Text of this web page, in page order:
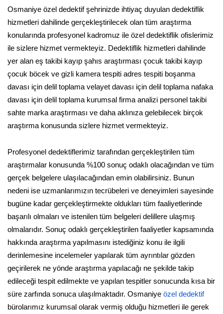
Osmaniye özel dedektif şehrinizde ihtiyaç duyulan dedektiflik
hizmetleri dahilinde gerçekleştirilecek olan tüm araştırma
konularında profesyonel kadromuz ile özel dedektiflik ofislerimiz
ile sizlere hizmet vermekteyiz. Dedektiflik hizmetleri dahilinde
yer alan eş takibi kayıp şahıs araştırması çocuk takibi kayıp
çocuk böcek ve gizli kamera tespiti adres tespiti boşanma
davası için delil toplama velayet davası için delil toplama nafaka
davası için delil toplama kurumsal firma analizi personel takibi
sahte marka araştırması ve daha aklınıza gelebilecek birçok
araştırma konusunda sizlere hizmet vermekteyiz.
Profesyonel dedektiflerimiz tarafından gerçekleştirilen tüm
araştırmalar konusunda %100 sonuç odaklı olacağından ve tüm
gerçek belgelere ulaşılacağından emin olabilirsiniz. Bunun
nedeni ise uzmanlarımızın tecrübeleri ve deneyimleri sayesinde
bugüne kadar gerçekleştirmekte oldukları tüm faaliyetlerinde
başarılı olmaları ve istenilen tüm belgeleri delillere ulaşmış
olmalarıdır. Sonuç odaklı gerçekleştirilen faaliyetler kapsamında
hakkında araştırma yapılmasını istediğiniz konu ile ilgili
derinlemesine incelemeler yapılarak tüm ayrıntılar gözden
geçirilerek ne yönde araştırma yapılacağı ne şekilde takip
edileceği tespit edilmekte ve yapılan tespitler sonucunda kısa bir
süre zarfında sonuca ulaşılmaktadır. Osmaniye özel dedektif
bürolarımız kurumsal olarak vermiş olduğu hizmetleri ile gerek